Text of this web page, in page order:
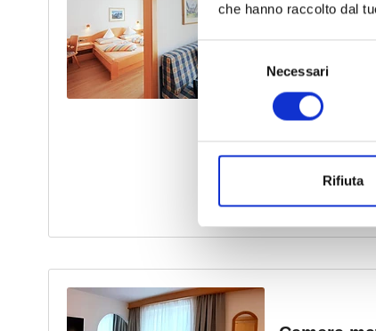
che hanno raccolto dal
Selezione
del
Necessari
Rifiuta